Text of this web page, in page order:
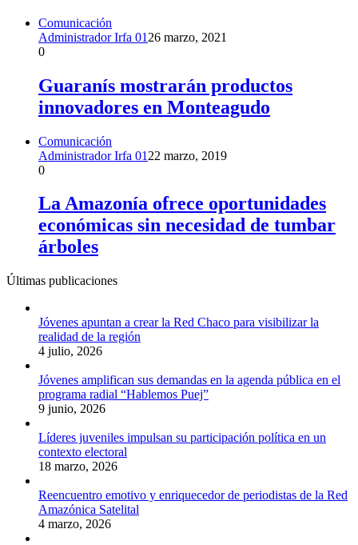
Comunicación
Administrador Irfa 01 26 marzo, 2021
0
Guaranís mostrarán productos
innovadores en Monteagudo
Comunicación
Administrador Irfa 01 22 marzo, 2019
0
La Amazonía ofrece oportunidades
económicas sin necesidad de tumbar
árboles
Últimas publicaciones
Jóvenes apuntan a crear la Red Chaco para visibilizar la
realidad de la región
4 julio, 2026
Jóvenes amplifican sus demandas en la agenda pública en el
programa radial “Hablemos Puej”
9 junio, 2026
Líderes juveniles impulsan su participación política en un
contexto electoral
18 marzo, 2026
Reencuentro emotivo y enriquecedor de periodistas de la Red
Amazónica Satelital
4 marzo, 2026